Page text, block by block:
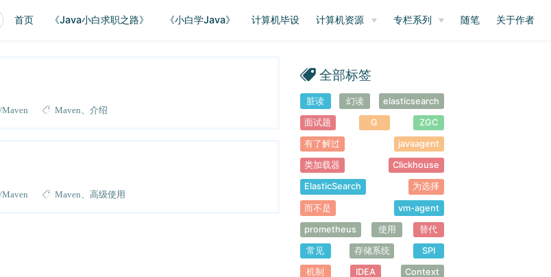
首页 《Java小白求职之路》 《小白学Java》 计算机毕设 计算机资源 专栏系列 随笔 关于作者
Maven Maven 介绍
Maven Maven 高级使用
全部标签
脏读 幻读 elasticsearch
面试题 G ZGC
有了解过 javaagent
类加载器 Clickhouse
ElasticSearch 为选择
而不是 vm-agent
prometheus 使用 替代
常见 存储系统 SPI
机制 IDEA Context